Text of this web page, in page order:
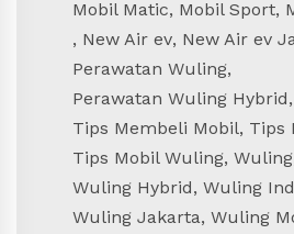
Mobil Matic, Mobil Sport,
, New Air ev, New Air ev
Perawatan Wuling,
Perawatan Wuling Hybrid,
Tips Membeli Mobil, Tips
Tips Mobil Wuling, Wuling
Wuling Hybrid, Wuling
Wuling Jakarta, Wuling